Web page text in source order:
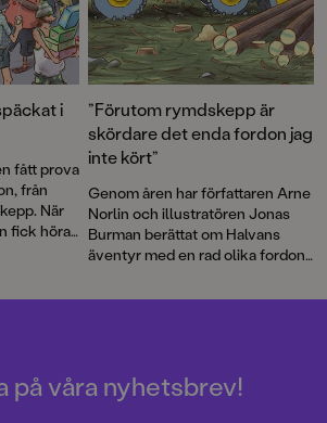
i
fått prova
från
När
fick höra
”Förutom rymdskepp är
skördare det enda fordon jag
inte kört”
Genom åren har författaren Arne
Norlin och illustratören Jonas
Burman berättat om Halvans
äventyr med en rad olika fordon.
skogsmaskinist får Halvan köra
näringar. Barnböckerna om
Halvan har sålt i mer än 2 miljoner
på våra nyhetsbrev!